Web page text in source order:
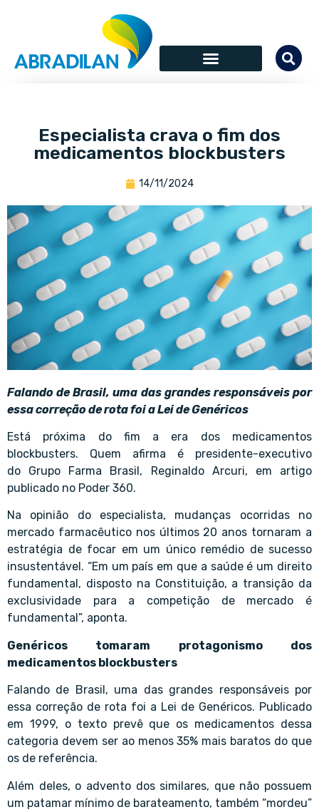
Especialista crava o fim dos
medicamentos blockbusters
14/11/2024
Falando de Brasil, uma das grandes responsáveis por
essa correção de rota foi a Lei de Genéricos
Está próxima do fim a era dos medicamentos
blockbusters. Quem afirma é presidente-executivo
do Grupo Farma Brasil, Reginaldo Arcuri, em artigo
publicado no Poder 360.
Na opinião do especialista, mudanças ocorridas no
mercado farmacêutico nos últimos 20 anos tornaram a
estratégia de focar em um único remédio de sucesso
insustentável. “Em um país em que a saúde é um direito
fundamental, disposto na Constituição, a transição da
exclusividade para a competição de mercado é
fundamental”, aponta.
Genéricos tomaram protagonismo dos
medicamentos blockbusters
Falando de Brasil, uma das grandes responsáveis por
essa correção de rota foi a Lei de Genéricos. Publicado
em 1999, o texto prevê que os medicamentos dessa
categoria devem ser ao menos 35% mais baratos do que
os de referência.
Além deles, o advento dos similares, que não possuem
um patamar mínimo de barateamento, também “mordeu”